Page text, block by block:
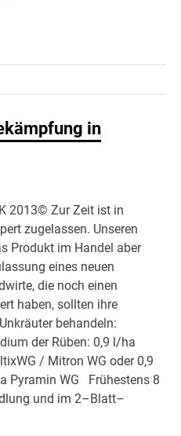
in
2013© Zur Zeit ist in
zugelassen. Unseren
Produkt im Handel aber
eines neuen
die noch einen
haben, sollten ihre
behandeln:
der Rüben: 0,9 l/ha
/ Mitron WG oder 0,9
Pyramin WG Frühestens 8
und im 2–Blatt–